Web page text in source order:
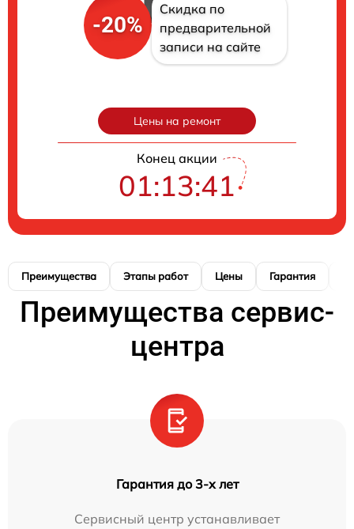
-20%
Скидка по
предварительной
записи на сайте
Цены на ремонт
Конец акции
01:13:40
Преимущества Этапы работ Цены Гарантия
Преимущества сервис-
центра
Гарантия до 3-х лет
Сервисный центр устанавливает